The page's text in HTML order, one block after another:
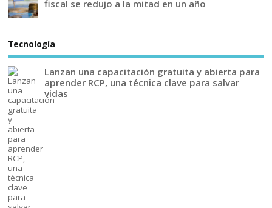
fiscal se redujo a la mitad en un año
Tecnología
Lanzan una capacitación gratuita y abierta para
aprender RCP, una técnica clave para salvar
vidas